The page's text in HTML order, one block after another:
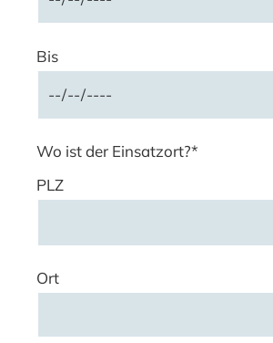
Bis
Wo ist der Einsatzort?*
PLZ
Ort